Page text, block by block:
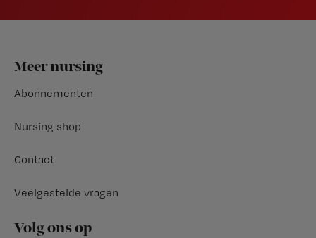
Footer
Meer nursing
Abonnementen
Nursing shop
Contact
Veelgestelde vragen
Volg ons op